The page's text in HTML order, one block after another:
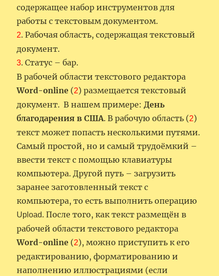
содержащее набор инструментов для
работы с текстовым документом.
2. Рабочая область, содержащая текстовый
документ.
3. Статус – бар.
В рабочей области текстового редактора
Word-online (2) размещается текстовый
документ. В нашем примере:День
благодарения в США. В рабочую область (2)
текст может попасть несколькими путями.
Самый простой, но и самый трудоёмкий –
ввести текст с помощью клавиатуры
компьютера. Другой путь – загрузить
заранее заготовленный текст с
компьютера, то есть выполнить операцию
Upload. После того, как текст размещён в
рабочей области текстового редактора
Word-online (2), можно приступить к его
редактированию, форматированию и
наполнению иллюстрациями (если